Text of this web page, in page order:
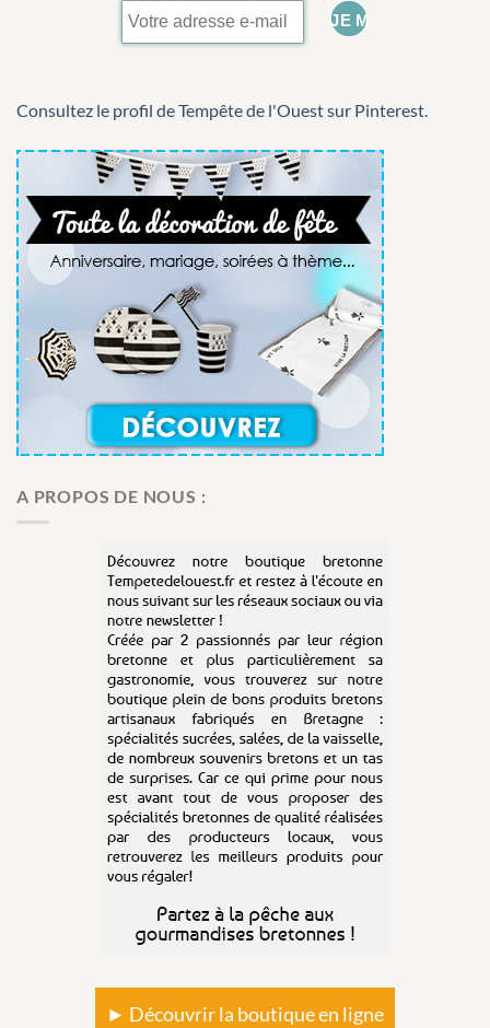
Consultez le profil de Tempête de l'Ouest sur Pinterest.
A PROPOS DE NOUS :
► Découvrir la boutique en ligne